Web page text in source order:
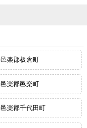
邑楽郡板倉町
邑楽郡邑楽町
邑楽郡千代田町